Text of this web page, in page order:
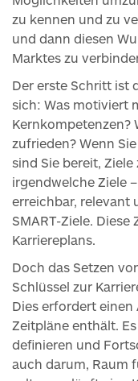
zu kennen und zu
und dann diesen
Marktes zu
Der erste Schritt ist
sich: Was motiviert
Kernkompetenzen?
zufrieden? Wenn
sind Sie bereit,
irgendwelche Ziele
erreichbar, relevant
SMART-Ziele.
Karriereplans.
Doch das Setzen
Schlüssel zur
Dies erfordert
Zeitpläne enthält.
definieren und
auch darum, Raum